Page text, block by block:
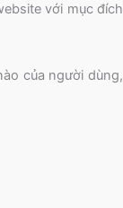
với mục đích
của người dùng,